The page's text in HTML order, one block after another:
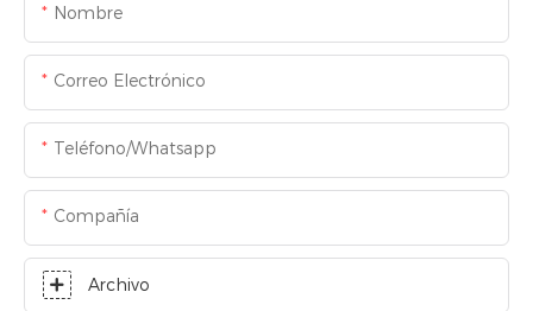
Nombre
Correo Electrónico
Teléfono/whatsapp
Compañía
Archivo